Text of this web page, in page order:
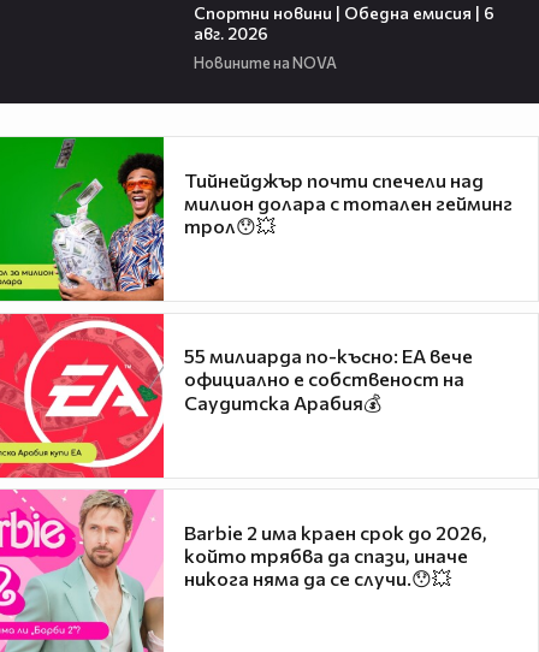
Спортни новини | Обедна емисия | 6
aвг. 2026
Новините на NOVA
Тийнейджър почти спечели над
милион долара с тотален гейминг
трол😯💥
55 милиарда по-късно: EA вече
официално е собственост на
Саудитска Арабия💰
Barbie 2 има краен срок до 2026,
който трябва да спази, иначе
никога няма да се случи.😯💥